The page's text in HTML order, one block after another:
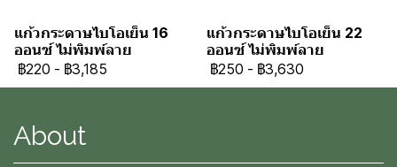
แก้วกระดาษไบโอเย็น 16
ออนซ์ ไม่พิมพ์ลาย
฿220 - ฿3,185
แก้วกระดาษไบโอเย็น 22
ออนซ์ ไม่พิมพ์ลาย
฿250 - ฿3,630
About